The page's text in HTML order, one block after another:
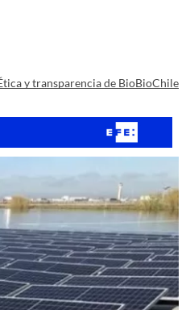
y transparencia de BioBioChile